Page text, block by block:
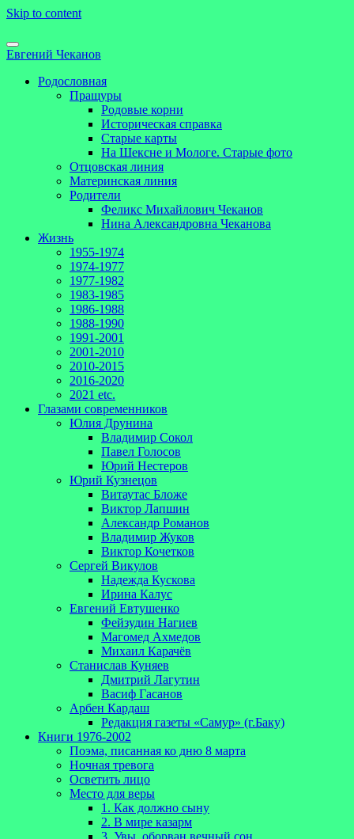
Skip to content
Евгений Чеканов
Родословная
Пращуры
Родовые корни
Историческая справка
Старые карты
На Шексне и Мологе. Старые фото
Отцовская линия
Материнская линия
Родители
Феликс Михайлович Чеканов
Нина Александровна Чеканова
Жизнь
1955-1974
1974-1977
1977-1982
1983-1985
1986-1988
1988-1990
1991-2001
2001-2010
2010-2015
2016-2020
2021 etc.
Глазами современников
Юлия Друнина
Владимир Сокол
Павел Голосов
Юрий Нестеров
Юрий Кузнецов
Витаутас Бложе
Виктор Лапшин
Александр Романов
Владимир Жуков
Виктор Кочетков
Сергей Викулов
Надежда Кускова
Ирина Калус
Евгений Евтушенко
Фейзудин Нагиев
Магомед Ахмедов
Михаил Карачёв
Станислав Куняев
Дмитрий Лагутин
Васиф Гасанов
Арбен Кардаш
Редакция газеты «Самур» (г.Баку)
Книги 1976-2002
Поэма, писанная ко дню 8 марта
Ночная тревога
Осветить лицо
Место для веры
1. Как должно сыну
2. В мире казарм
3. Увы, оборван вечный сон…